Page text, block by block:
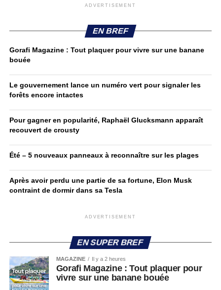
ADVERTISEMENT
EN BREF
Gorafi Magazine : Tout plaquer pour vivre sur une banane
bouée
Le gouvernement lance un numéro vert pour signaler les
forêts encore intactes
Pour gagner en popularité, Raphaël Glucksmann apparaît
recouvert de crousty
Été – 5 nouveaux panneaux à reconnaître sur les plages
Après avoir perdu une partie de sa fortune, Elon Musk
contraint de dormir dans sa Tesla
ADVERTISEMENT
EN SUPER BREF
MAGAZINE Il y a 2 heures
Gorafi Magazine : Tout plaquer pour
vivre sur une banane bouée